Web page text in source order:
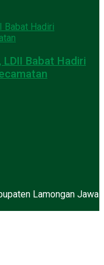
Babat Hadiri
Lamongan Jawa